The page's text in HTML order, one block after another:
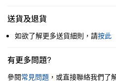
送貨及退貨
如欲了解更多送貨細則，請按此
有更多問題?
參閱常見問題 ，或直接聯絡我們了